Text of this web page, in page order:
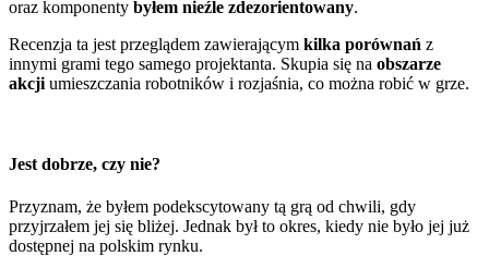
oraz komponenty byłem nieźle zdezorientowany.
Recenzja ta jest przeglądem zawierającym kilka porównań z
innymi grami tego samego projektanta. Skupia się na obszarze
akcjiumieszczania robotników i rozjaśnia, co można robić w grze.
Jest dobrze, czy nie?
Przyznam, że byłem podekscytowany tą grą od chwili, gdy
przyjrzałem jej się bliżej. Jednak był to okres, kiedy nie było jej już
dostępnej na polskim rynku.